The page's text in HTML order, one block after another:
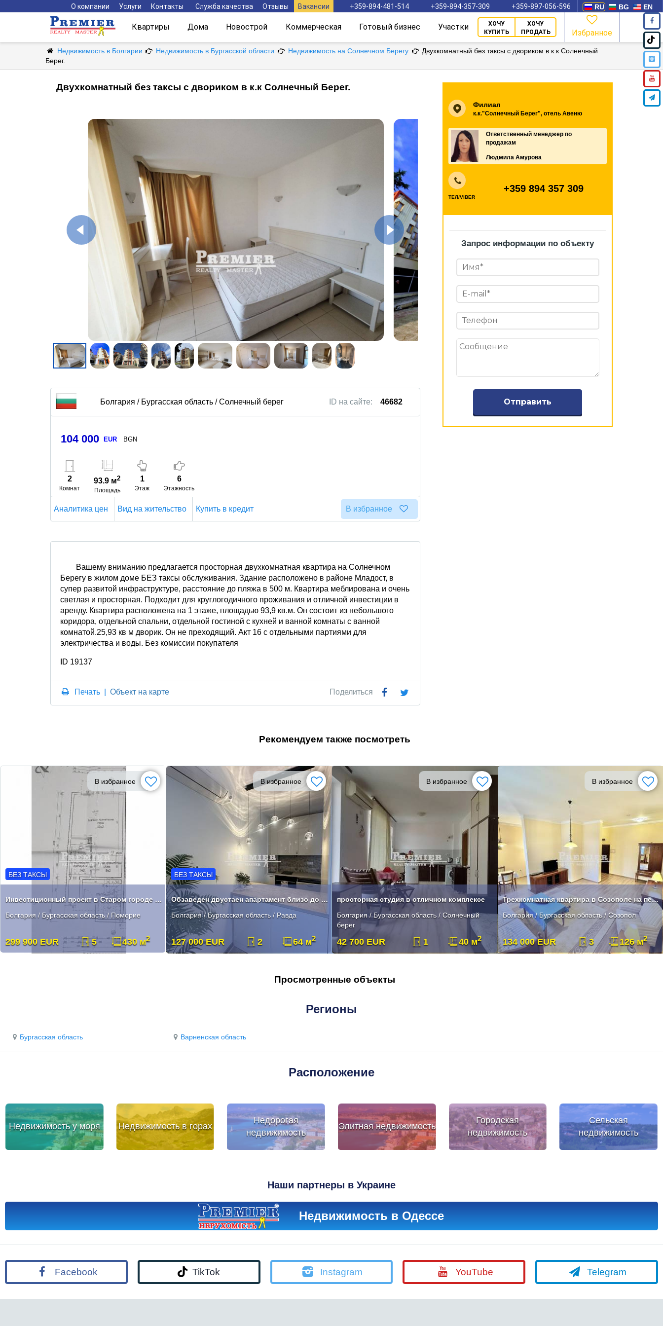
RU BG EN
О компании Услуги Контакты Служба качества Отзывы Вакансии +359-894-481-514 +359-894-357-309 +359-897-056-596
Квартиры Дома Новострой Коммерческая Готовый бизнес Участки
ХОЧУ
КУПИТЬ
ХОЧУ
ПРОДАТЬ
Избранное
Недвижимость в Болгарии Недвижимость в Бургасской области Недвижимость на Солнечном Берегу
Двухкомнатный без таксы с двориком в к.к Солнечный
Берег.
Двухкомнатный без таксы с двориком в к.к Солнечный Берег.
Болгария / Бургасская область / Солнечный берег 46682
ID на сайте:
104 000 EUR BGN
2
Комнат
93.9 м2
Площадь
1
Этаж
6
Этажность
Аналитика цен Вид на жительство Купить в кредит В избранное
Вашему вниманию предлагается просторная двухкомнатная квартира на Солнечном
Берегу в жилом доме БЕЗ таксы обслуживания. Здание расположено в районе Младост, в
супер развитой инфраструктуре, расстояние до пляжа в 500 м. Квартира меблирована и очень
светлая и просторная. Подходит для круглогодичного проживания и отличной инвестиции в
аренду. Квартира расположена на 1 этаже, площадью 93,9 кв.м. Он состоит из небольшого
коридора, отдельной спальни, отдельной гостиной с кухней и ванной комнаты с ванной
комнатой.25,93 кв м дворик. Он не преходящий. Акт 16 с отдельными партиями для
электричества и воды. Без комиссии покупателя
ID 19137
Печать |Объект на карте Поделиться
Филиал
к.к."Солнечный Берег", отель Авеню
Ответственный менеджер по
продажам
Людмила Амурова
ТЕЛ/VIBER
+359 894 357 309
Запрос информации по объекту
Рекомендуем также посмотреть
В избранное
БЕЗ ТАКСЫ
Инвестиционный проект в Старом городе Поморие
Болгария / Бургасская область / Поморие
299 900 EUR 5 430 м2
В избранное
БЕЗ ТАКСЫ
Обзаведен двустаен апартамент близо до морето в Равда
Болгария / Бургасская область / Равда
127 000 EUR 2 64 м2
В избранное
просторная студия в отличном комплексе
Болгария / Бургасская область / Солнечный
берег
42 700 EUR 1 40 м2
В избранное
Трехкомнатная квартира в Созополе на первой линии
Болгария / Бургасская область / Созопол
134 000 EUR 3 126 м2
Просмотренные объекты
Регионы
Бургасская область Варненская область
Расположение
Недвижимость у моря Недвижимость в горах
Недорогая
недвижимость
Элитная недвижимость
Городская
недвижимость
Сельская
недвижимость
Наши партнеры в Украине
Недвижимость в Одессе
Facebook TikTok Instagram YouTube Telegram